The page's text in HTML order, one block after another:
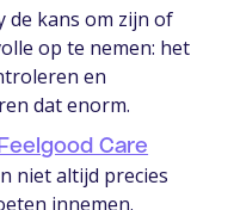
de kans om zijn of
op te nemen: het
en
dat enorm.
Care
niet altijd precies
innemen.